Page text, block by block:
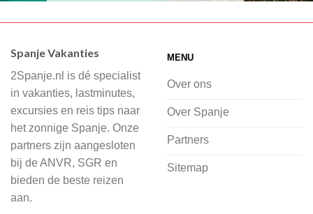
Wij hebben een breed scala aan
of je nu wilt relaxen op het strand,
cultuur wilt ontdekken of avontuur zoekt
in de natuur.
Bij 2Spanje.nl begint de voorpret al
voordat je het vliegtuig instapt, door
inspiratie op te doen over dit zonnige
Spanje Vakanties
2Spanje.nl is dé specialist
in vakanties, lastminutes,
excursies en reis tips naar
het zonnige Spanje. Onze
partners zijn aangesloten
bij de ANVR, SGR en
bieden de beste reizen
aan.
MENU
Over ons
Over Spanje
Partners
Sitemap